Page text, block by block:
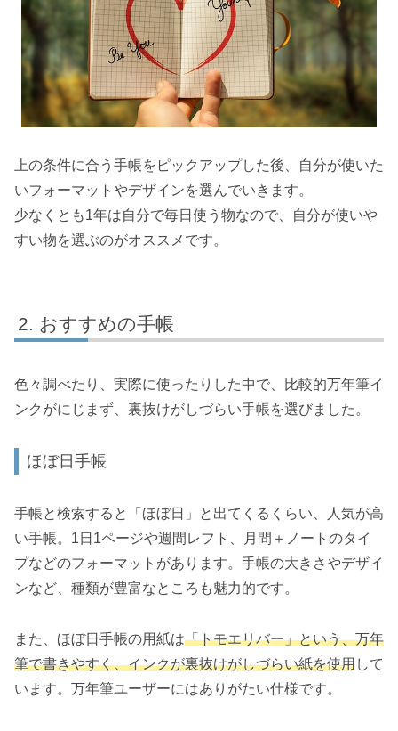
上の条件に合う手帳をピックアップした後、自分が使いた
いフォーマットやデザインを選んでいきます。
少なくとも1年は自分で毎日使う物なので、自分が使いや
すい物を選ぶのがオススメです。
おすすめの手帳
色々調べたり、実際に使ったりした中で、比較的万年筆イ
ンクがにじまず、裏抜けがしづらい手帳を選びました。
ほぼ日手帳
手帳と検索すると「ほぼ日」と出てくるくらい、人気が高
い手帳。1日1ページや週間レフト、月間＋ノートのタイ
プなどのフォーマットがあります。手帳の大きさやデザイ
ンなど、種類が豊富なところも魅力的です。
また、ほぼ日手帳の用紙は「トモエリバー」という、万年
筆で書きやすく、インクが裏抜けがしづらい紙を使用して
います。万年筆ユーザーにはありがたい仕様です。